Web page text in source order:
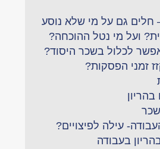
חלים גם על מי שלא נוסע
ועל מי נטל ההוכחה?
לכלול בשכר היסוד?
זמני הפסקות?
שכר
עילה לפיצויים?
בעבודה